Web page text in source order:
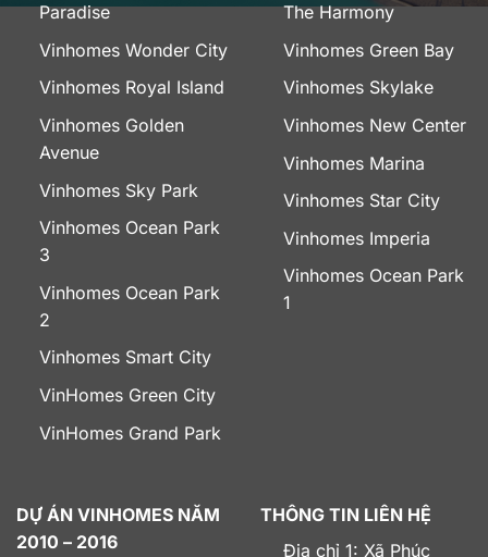
Paradise
Vinhomes Wonder City
Vinhomes Royal Island
Vinhomes Golden
Avenue
Vinhomes Sky Park
Vinhomes Ocean Park
3
Vinhomes Ocean Park
2
Vinhomes Smart City
VinHomes Green City
VinHomes Grand Park
The Harmony
Vinhomes Green Bay
Vinhomes Skylake
Vinhomes New Center
Vinhomes Marina
Vinhomes Star City
Vinhomes Imperia
Vinhomes Ocean Park
1
DỰ ÁN VINHOMES NĂM
2010 – 2016
THÔNG TIN LIÊN HỆ
Địa chỉ 1: Xã Phúc